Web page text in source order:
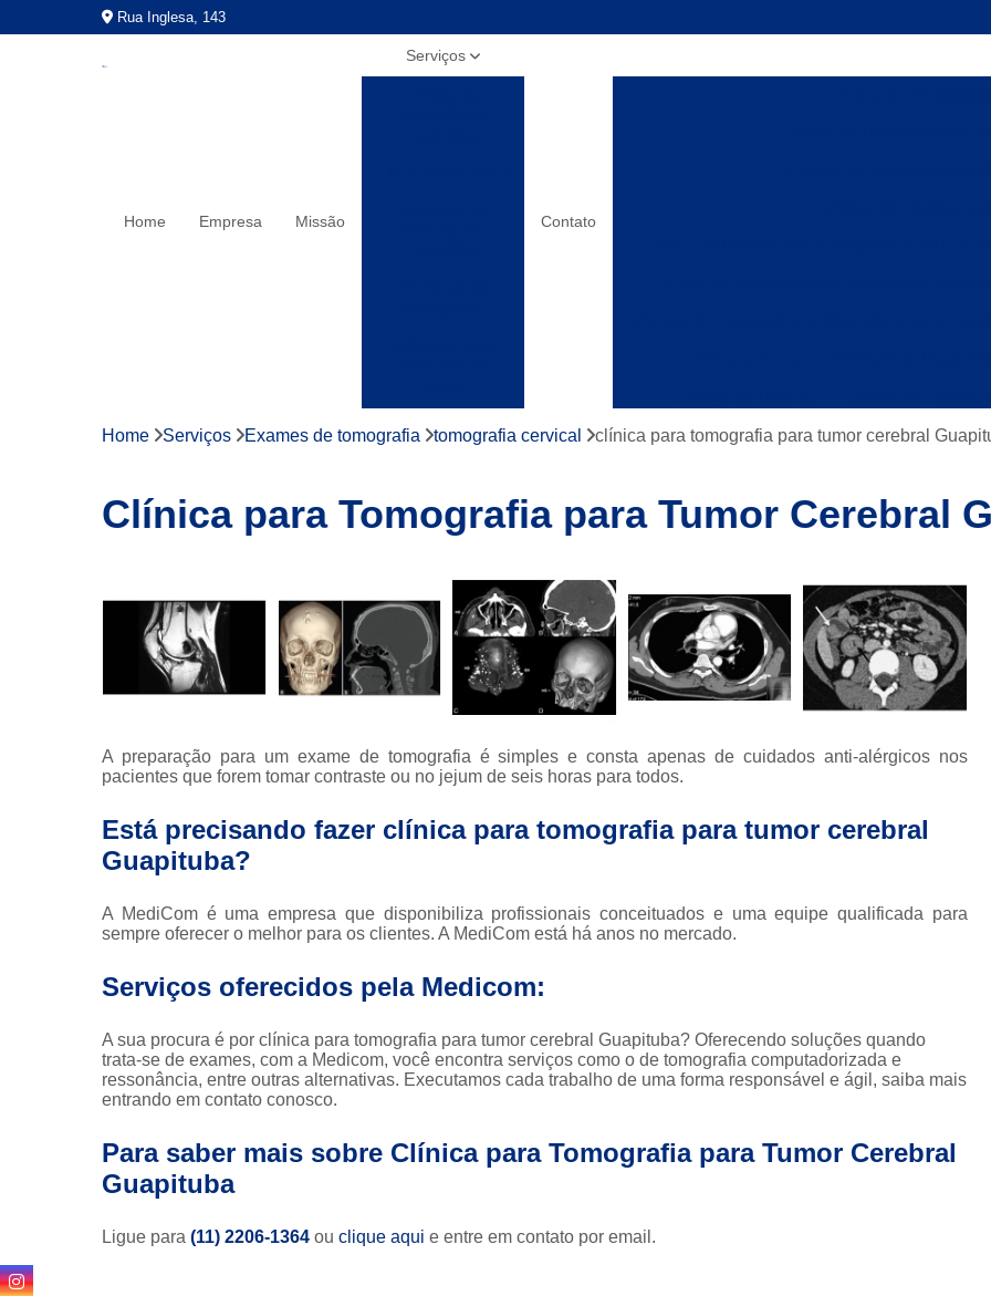
Rua Inglesa, 143
Home Empresa Missão
Serviços
populares
Exames de
Exames de
ressonância
magnética
Exames de
tomografia
tomografia
computadorizada
Ressonâncias
computadorizada
Tomografias
Contato
Laboratórios de Raio X
Clínica de
Clínica de
Clínica de Ressonância Magnética em Sp
Ressonância Magnética
Clínica de Tomografia de Coluna
Clínica para Fazer Tomografia
Clínica para Fazer Tomografia do Abdome
Clínica para Tomografia
Clínica de Exames por Imagem
Clínica para Exames
Clínica para Exames
Clínicas para Exame de Tomografia da Face
Clínicas para Exame de
Clínicas para Exame de
Home Serviços Exames de tomografia tomografia cervical clínica para tomografia para tumor cerebral
Clínica para Tomografia para Tumor Cerebral
A preparação para um exame de tomografia é simples e consta apenas de cuidados anti-alérgicos nos
pacientes que forem tomar contraste ou no jejum de seis horas para todos.
Está precisando fazer clínica para tomografia para tumor cerebral
Guapituba?
A MediCom é uma empresa que disponibiliza profissionais conceituados e uma equipe qualificada para
sempre oferecer o melhor para os clientes. A MediCom está há anos no mercado.
Serviços oferecidos pela Medicom:
A sua procura é por clínica para tomografia para tumor cerebral Guapituba? Oferecendo soluções quando
trata-se de exames, com a Medicom, você encontra serviços como o de tomografia computadorizada e
ressonância, entre outras alternativas. Executamos cada trabalho de uma forma responsável e ágil, saiba mais
entrando em contato conosco.
Para saber mais sobre Clínica para Tomografia para Tumor Cerebral
Guapituba
Ligue para (11) 2206-1364 ou clique aqui e entre em contato por email.